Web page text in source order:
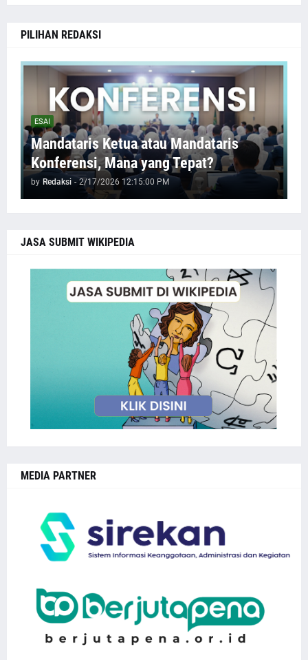
PILIHAN REDAKSI
ESAI
Mandataris Ketua atau Mandataris
Konferensi, Mana yang Tepat?
by Redaksi - 2/17/2026 12:15:00 PM
JASA SUBMIT WIKIPEDIA
MEDIA PARTNER